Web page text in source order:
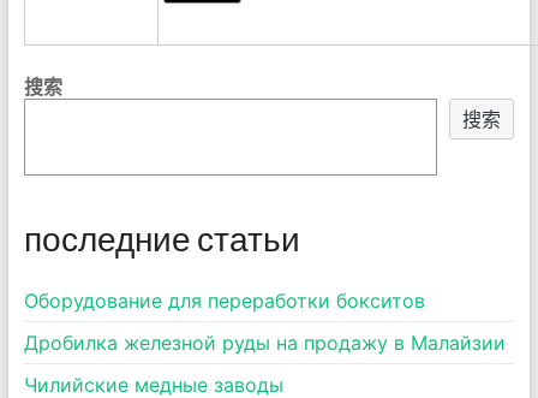
搜索
搜索
последние статьи
Оборудование для переработки бокситов
Дробилка железной руды на продажу в Малайзии
Чилийские медные заводы